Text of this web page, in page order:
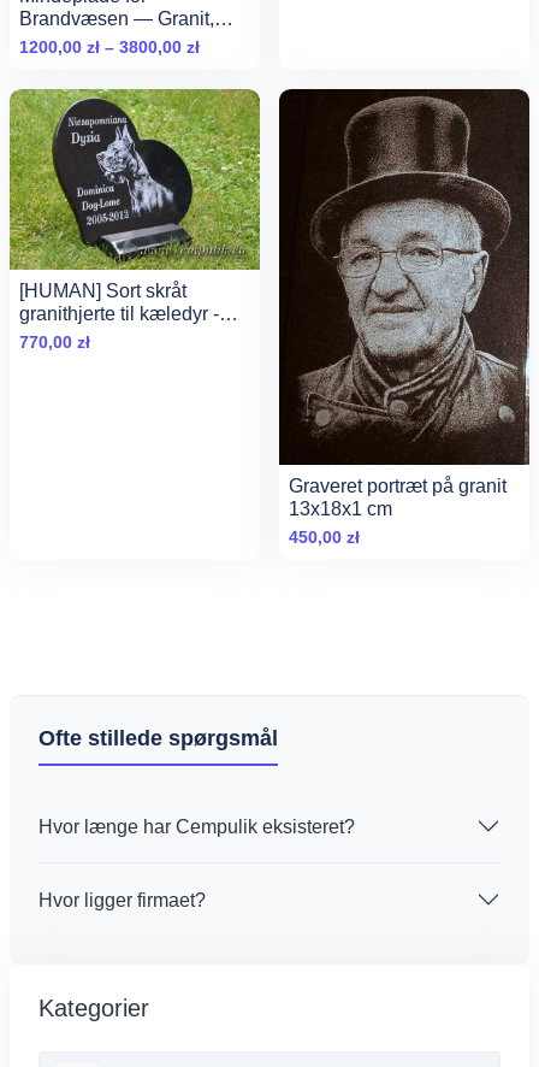
Brandvæsen — Granit,
Personaliseret
1200,00 zł – 3800,00 złZakres
od
1200,00 zł
do
3800,00 zł
[HUMAN] Sort skråt
granithjerte til kæledyr -
XXL: 50 cm x 44 cm,
770,00 zł
Graveret portræt på granit
13x18x1 cm
450,00 zł
Ofte stillede spørgsmål
Hvor længe har Cempulik eksisteret?
Hvor ligger firmaet?
Kategorier